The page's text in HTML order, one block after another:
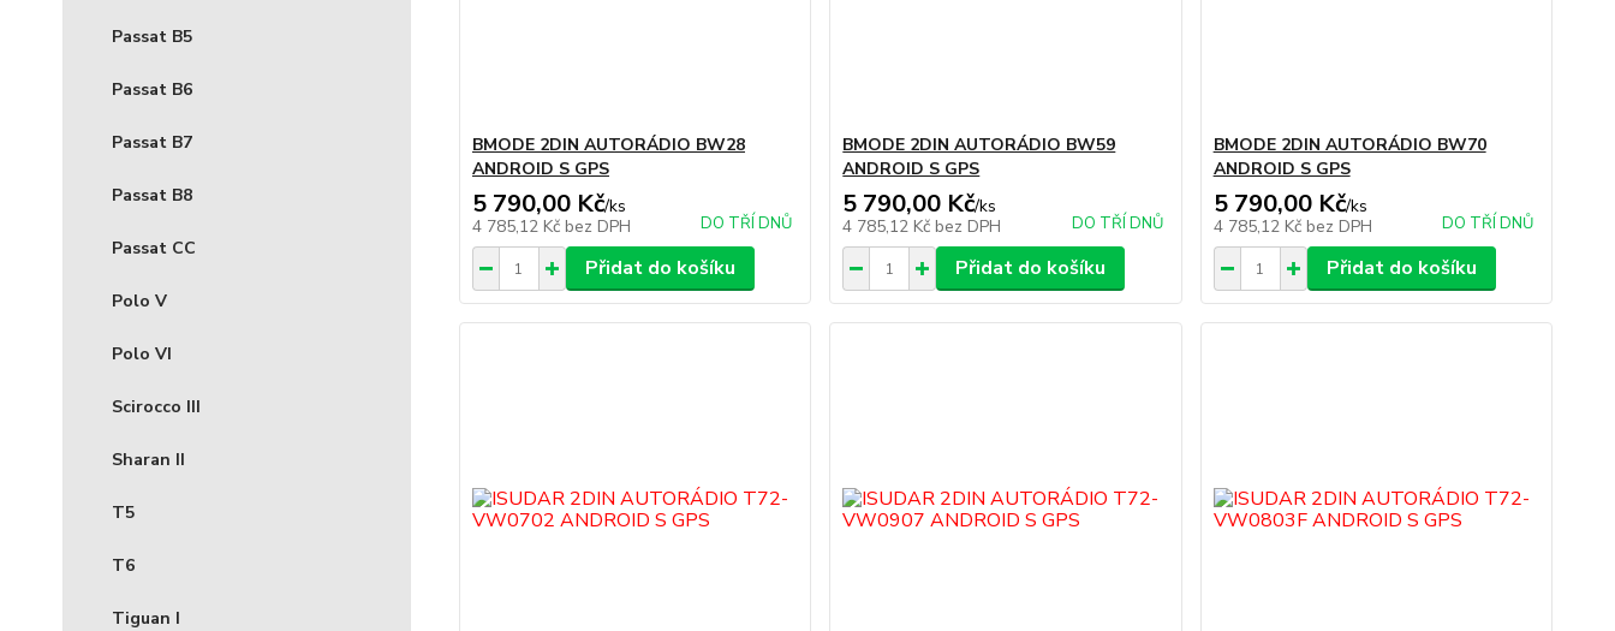
Passat B5
Passat B6
Passat B7
Passat B8
Passat CC
Polo V
Polo VI
Scirocco III
Sharan II
T5
T6
Tiguan I
BMODE 2DIN AUTORÁDIO BW28
ANDROID S GPS
5 790,00 Kč/ks
4 785,12 Kč bez DPH DO TŘÍ DNŮ
Přidat do košíku
BMODE 2DIN AUTORÁDIO BW59
ANDROID S GPS
5 790,00 Kč/ks
4 785,12 Kč bez DPH DO TŘÍ DNŮ
Přidat do košíku
BMODE 2DIN AUTORÁDIO BW70
ANDROID S GPS
5 790,00 Kč/ks
4 785,12 Kč bez DPH DO TŘÍ DNŮ
Přidat do košíku